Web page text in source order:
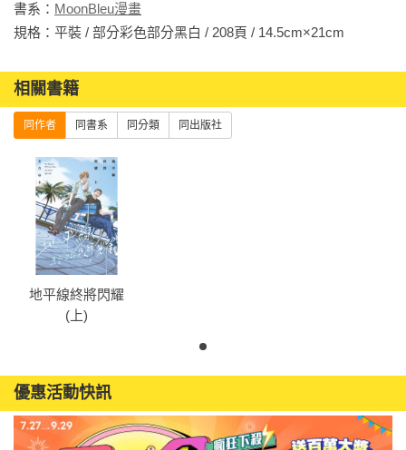
書系： MoonBleu漫畫
相關書籍
同作者 同書系 同分類 同出版社
地平線終將閃耀
(上)
優惠活動快訊